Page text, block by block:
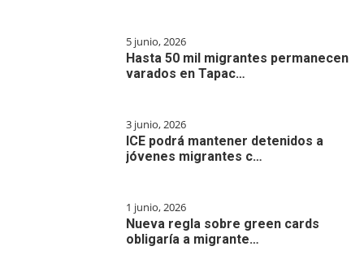
5 junio, 2026
Hasta 50 mil migrantes permanecen
varados en Tapac…
3 junio, 2026
ICE podrá mantener detenidos a
jóvenes migrantes c…
1 junio, 2026
Nueva regla sobre green cards
obligaría a migrante…